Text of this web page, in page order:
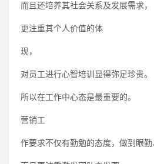
而且还培养其社会关系及发展需求，
更注重其个人价值的体
现，
对员工进行心智培训显得弥足珍贵。
所以在工作中心态是最重要的。
营销工
作要求不仅有勤勉的态度，做到眼